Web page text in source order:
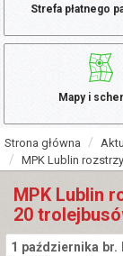
Strefa płatnego
Mapy i
Strona główna
MPK Lublin
MPK Lublin
20
1 października